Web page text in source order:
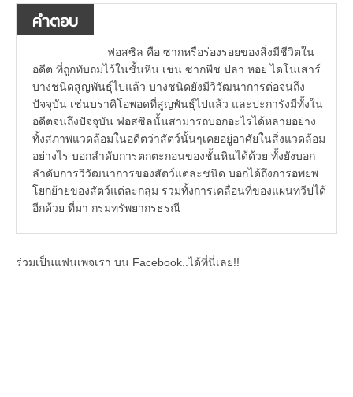
คำตอบ
ฟอสซิล คือ ซากหรือร่องรอยของสิ่งมีชีวิตใน
อดีต ที่ถูกทับถมไว้ในชั้นหิน เช่น ซากพืช ปลา หอย ไดโนเสาร์
บางชนิดสูญพันธุ์ไปแล้ว บางชนิดยังมีวิวัฒนาการต่อจนถึง
ปัจจุบัน เช่นบราคิโอพอดที่สูญพันธุ์ไปแล้ว และปะการังมีทั้งใน
อดีตจนถึงปัจจุบัน ฟอสซิลนั้นสามารถบอกอะไรได้หลายอย่าง
ทั้งสภาพแวดล้อมในอดีตว่าสัตว์นั้นๆเคยอยู่อาศัยในสิ่งแวดล้อม
อย่างไร บอกลำดับการตกตะกอนของชั้นหินได้ด้วย ทั้งยังบอก
ลำดับการวิวัฒนาการของสัตว์แต่ละชนิด บอกได้ถึงการอพยพ
โยกย้ายของสัตว์แต่ละกลุ่ม รวมทั้งการเคลื่อนที่ของแผ่นทวีปได้
อีกด้วย ที่มา กรมทรัพยากรธรณี
ร่วมเป็นแฟนเพจเรา บน Facebook..ได้ที่นี่เลย!!